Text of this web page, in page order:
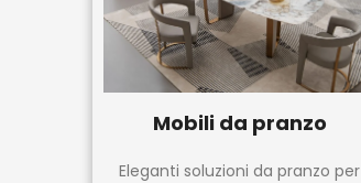
Mobili da pranzo
Eleganti soluzioni da pranzo per